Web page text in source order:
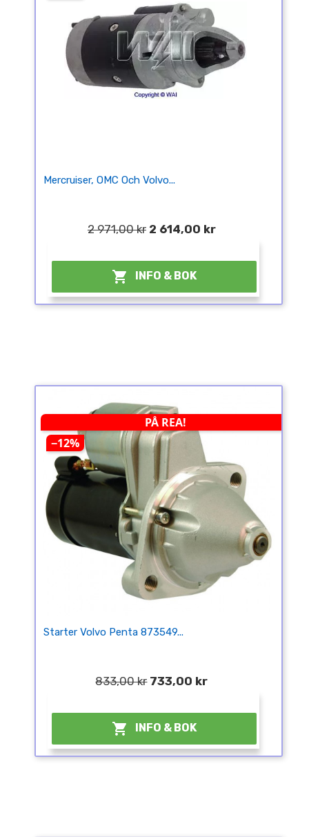
Mercruiser, OMC Och Volvo...
2 971,00 kr 2 614,00 kr
 INFO & BOK
PÅ REA!
−12%
Starter Volvo Penta 873549...
833,00 kr 733,00 kr
 INFO & BOK